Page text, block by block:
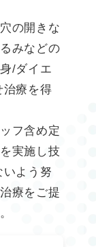
の開きな
みなどの
/ダイエ
治療を得
フ含め定
実施し技
よう努
療をご提